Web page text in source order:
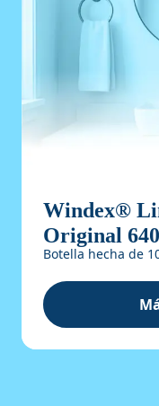
Windex®
Original
Botella hecha de
¡Para obtener un
Windex Original